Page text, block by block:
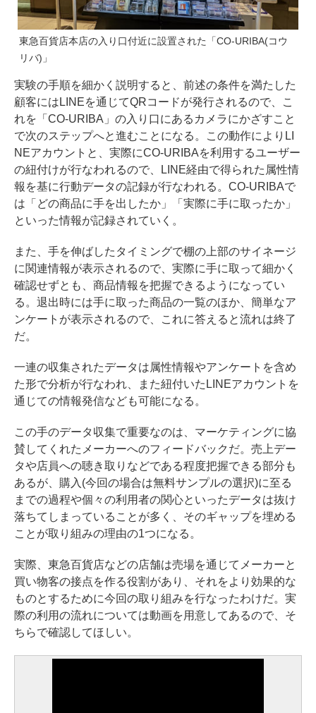
東急百貨店本店の入り口付近に設置された「CO-URIBA(コウ
リバ)」
実験の手順を細かく説明すると、前述の条件を満たした
顧客にはLINEを通じてQRコードが発行されるので、こ
れを「CO-URIBA」の入り口にあるカメラにかざすこと
で次のステップへと進むことになる。この動作によりLI
NEアカウントと、実際にCO-URIBAを利用するユーザー
の紐付けが行なわれるので、LINE経由で得られた属性情
報を基に行動データの記録が行なわれる。CO-URIBAで
は「どの商品に手を出したか」「実際に手に取ったか」
といった情報が記録されていく。
また、手を伸ばしたタイミングで棚の上部のサイネージ
に関連情報が表示されるので、実際に手に取って細かく
確認せずとも、商品情報を把握できるようになってい
る。退出時には手に取った商品の一覧のほか、簡単なア
ンケートが表示されるので、これに答えると流れは終了
だ。
一連の収集されたデータは属性情報やアンケートを含め
た形で分析が行なわれ、また紐付いたLINEアカウントを
通じての情報発信なども可能になる。
この手のデータ収集で重要なのは、マーケティングに協
賛してくれたメーカーへのフィードバックだ。売上デー
タや店員への聴き取りなどである程度把握できる部分も
あるが、購入(今回の場合は無料サンプルの選択)に至る
までの過程や個々の利用者の関心といったデータは抜け
落ちてしまっていることが多く、そのギャップを埋める
ことが取り組みの理由の1つになる。
実際、東急百貨店などの店舗は売場を通じてメーカーと
買い物客の接点を作る役割があり、それをより効果的な
ものとするために今回の取り組みを行なったわけだ。実
際の利用の流れについては動画を用意してあるので、そ
ちらで確認してほしい。